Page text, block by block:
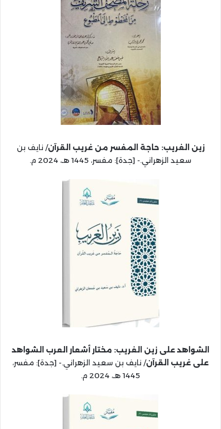
زين الغريب: حاجة المفسر من غريب القرآن/ نايف بن
سعيد الزهراني.- [جدة]: مفسر، 1445 هـ، 2024 م.
الشواهد على زين الغريب: مختار أشعار العرب الشواهد
على غريب القرآن/ نايف بن سعيد الزهراني.- [جدة]: مفسر،
1445 هـ، 2024 م.